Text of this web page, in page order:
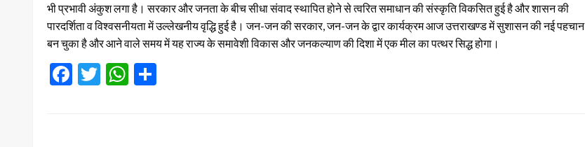
भी प्रभावी अंकुश लगा है। सरकार और जनता के बीच सीधा संवाद स्थापित होने से त्वरित समाधान की संस्कृति विकसित हुई है और शासन की
पारदर्शिता व विश्वसनीयता में उल्लेखनीय वृद्धि हुई है। जन-जन की सरकार, जन-जन के द्वार कार्यक्रम आज उत्तराखण्ड में सुशासन की नई पहचान
बन चुका है और आने वाले समय में यह राज्य के समावेशी विकास और जनकल्याण की दिशा में एक मील का पत्थर सिद्ध होगा।
Facebook
TwitterWhatsApp